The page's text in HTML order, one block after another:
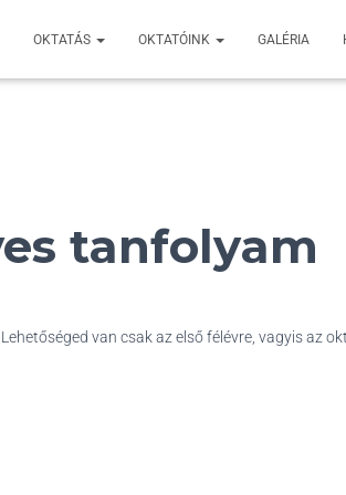
OKTATÁS OKTATÓINK GALÉRIA
tanfolyam
Lehetőséged van csak az első félévre, vagyis az